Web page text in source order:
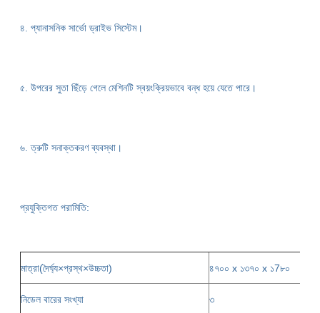
৪. প্যানাসনিক সার্ভো ড্রাইভ সিস্টেম।
৫. উপরের সুতা ছিঁড়ে গেলে মেশিনটি স্বয়ংক্রিয়ভাবে বন্ধ হয়ে যেতে পারে।
৬. ত্রুটি সনাক্তকরণ ব্যবস্থা।
প্রযুক্তিগত পরামিতি:
মাত্রা(দৈর্ঘ্য×প্রস্থ×উচ্চতা) ৪৭০০ x ১৩৭০ x ১7৮০
নিডেল বারের সংখ্যা ৩